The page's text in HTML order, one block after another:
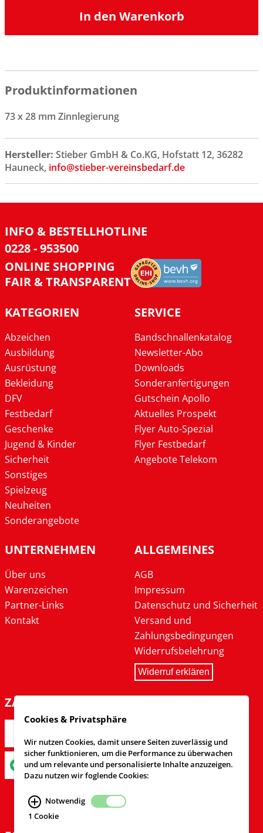
In den Warenkorb
Produktinformationen
73 x 28 mm Zinnlegierung
Hersteller: Stieber GmbH & Co.KG, Hofstatt 12, 36282
Hauneck, info@stieber-vereinsbedarf.de
INFO & BESTELLHOTLINE
0228 - 953500
ONLINE SHOPPING
FAIR & TRANSPARENT
KATEGORIEN
Abzeichen
Ausbildung
Ausrüstung
Bekleidung
DFV
Festbedarf
Geschenke
Jugend & Kinder
Sicherheit
Sonstiges
Spielzeug
Neuheiten
Sonderangebote
SERVICE
Bandschnallenkatalog
Newsletter-Abo
Downloads
Sonderanfertigungen
Gutschein Apollo
Aktuelles Prospekt
Flyer Auto-Spezial
Flyer Festbedarf
Angebote Telekom
UNTERNEHMEN
Über uns
Warenzeichen
Partner-Links
Kontakt
ALLGEMEINES
AGB
Impressum
Datenschutz und Sicherheit
Versand und
Zahlungsbedingungen
Widerrufsbelehrung
Widerruf erklären
ZAHLARTEN
Cookies & Privatsphäre
Wir nutzen Cookies, damit unsere Seiten zuverlässig und
sicher funktionieren, um die Performance zu überwachen
und um relevante und personalisierte Inhalte anzuzeigen.
Dazu nutzen wir foglende Cookies:
Notwendig
1 Cookie